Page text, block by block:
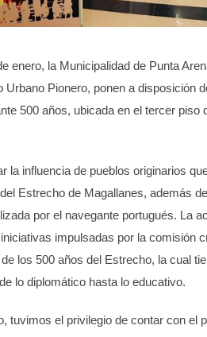
enero, la Municipalidad de Punta
Urbano Pionero, ponen a disposición
500 años, ubicada en el tercer piso
la influencia de pueblos originarios
Estrecho de Magallanes, además
por el navegante portugués. La
impulsadas por la comisión
los 500 años del Estrecho, la cual
lo diplomático hasta lo educativo.
tuvimos el privilegio de contar con el